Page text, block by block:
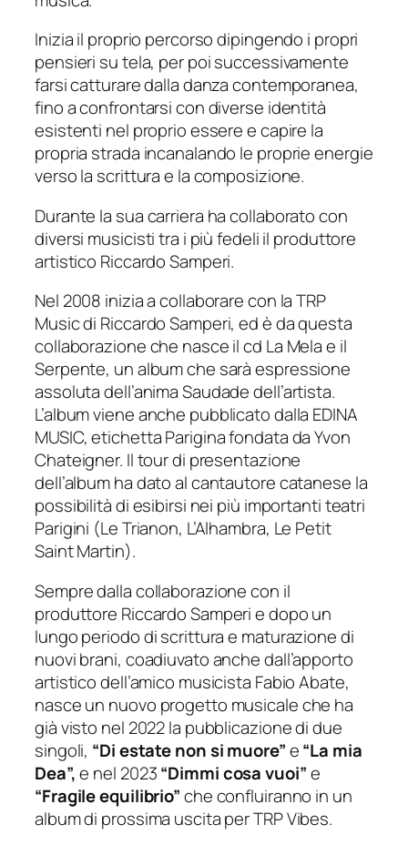
Inizia il proprio percorso dipingendo i propri
pensieri su tela, per poi successivamente
farsi catturare dalla danza contemporanea,
fino a confrontarsi con diverse identità
esistenti nel proprio essere e capire la
propria strada incanalando le proprie energie
verso la scrittura e la composizione.
Durante la sua carriera ha collaborato con
diversi musicisti tra i più fedeli il produttore
artistico Riccardo Samperi.
Nel 2008 inizia a collaborare con la TRP
Music di Riccardo Samperi, ed è da questa
collaborazione che nasce il cd La Mela e il
Serpente, un album che sarà espressione
assoluta dell’anima Saudade dell’artista.
L’album viene anche pubblicato dalla EDINA
MUSIC, etichetta Parigina fondata da Yvon
Chateigner. Il tour di presentazione
dell’album ha dato al cantautore catanese la
possibilità di esibirsi nei più importanti teatri
Parigini (Le Trianon, L’Alhambra, Le Petit
Saint Martin).
Sempre dalla collaborazione con il
produttore Riccardo Samperi e dopo un
lungo periodo di scrittura e maturazione di
nuovi brani, coadiuvato anche dall’apporto
artistico dell’amico musicista Fabio Abate,
nasce un nuovo progetto musicale che ha
già visto nel 2022 la pubblicazione di due
singoli, “Di estate non si muore”e“La mia
Dea”,e nel 2023“Dimmi cosa vuoi”e
“Fragile equilibrio”che confluiranno in un
album di prossima uscita per TRP Vibes.